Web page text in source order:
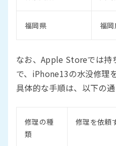
福岡県 福
なお、Apple Storeでは持
で、iPhone13の水没修理
具体的な手順は、以下の通
修理の種
類
修理を依頼